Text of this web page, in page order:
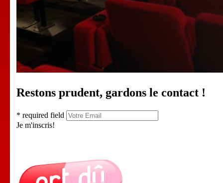
Restons prudent, gardons le contact !
* required field
Je m'inscris!